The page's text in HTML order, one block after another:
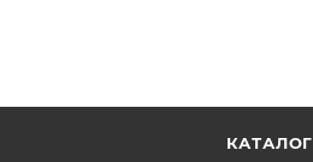
КАТАЛОГ